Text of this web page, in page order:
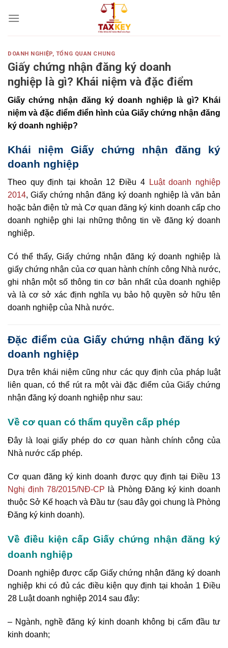
DOANH NGHIỆP, TỔNG QUAN CHUNG
Giấy chứng nhận đăng ký doanh
nghiệp là gì? Khái niệm và đặc điểm
Giấy chứng nhận đăng ký doanh nghiệp là gì? Khái
niệm và đặc điểm điển hình của Giấy chứng nhận đăng
ký doanh nghiệp?
Khái niệm Giấy chứng nhận đăng ký
doanh nghiệp
Theo quy định tại khoản 12 Điều 4
Luật doanh nghiệp
2014, Giấy chứng nhận đăng ký doanh nghiệp là văn bản
hoặc bản điện tử mà Cơ quan đăng ký kinh doanh cấp cho
doanh nghiệp ghi lại những thông tin về đăng ký doanh
nghiệp.
Có thể thấy, Giấy chứng nhận đăng ký doanh nghiệp là
giấy chứng nhận của cơ quan hành chính công Nhà nước,
ghi nhận một số thông tin cơ bản nhất của doanh nghiệp
và là cơ sở xác định nghĩa vụ bảo hộ quyền sở hữu tên
doanh nghiệp của Nhà nước.
Đặc điểm của Giấy chứng nhận đăng ký
doanh nghiệp
Dựa trên khái niệm cũng như các quy định của pháp luật
liên quan, có thể rút ra một vài đặc điểm của Giấy chứng
nhận đăng ký doanh nghiệp như sau:
Về cơ quan có thẩm quyền cấp phép
Đây là loại giấy phép do cơ quan hành chính công của
Nhà nước cấp phép.
Cơ quan đăng ký kinh doanh được quy định tại Điều 13
Nghị định 78/2015/NĐ-CP là Phòng Đăng ký kinh doanh
thuộc Sở Kế hoạch và Đầu tư (sau đây gọi chung là Phòng
Đăng ký kinh doanh).
Về điều kiện cấp Giấy chứng nhận đăng ký
doanh nghiệp
Doanh nghiệp được cấp Giấy chứng nhận đăng ký doanh
nghiệp khi có đủ các điều kiện quy định tại khoản 1 Điều
28 Luật doanh nghiệp 2014 sau đây:
– Ngành, nghề đăng ký kinh doanh không bị cấm đầu tư
kinh doanh;